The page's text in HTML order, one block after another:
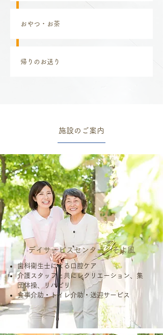
おやつ・お茶
​ 帰りのお送り
施設のご案内
デイサービスセンター そよ風
歯科衛生士による口腔ケア
介護スタッフと共にレクリエーション、集
団体操、リハビリ
食事介助・トイレ介助・送迎サービス